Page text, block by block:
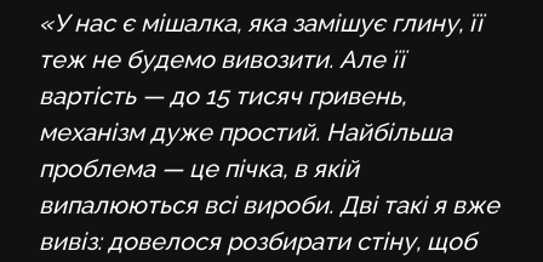
«У нас є мішалка, яка замішує глину, її
теж не будемо вивозити. Але її
вартість — до 15 тисяч гривень,
механізм дуже простий. Найбільша
проблема — це пічка, в якій
випалюються всі вироби. Дві такі я вже
вивіз: довелося розбирати стіну, щоб